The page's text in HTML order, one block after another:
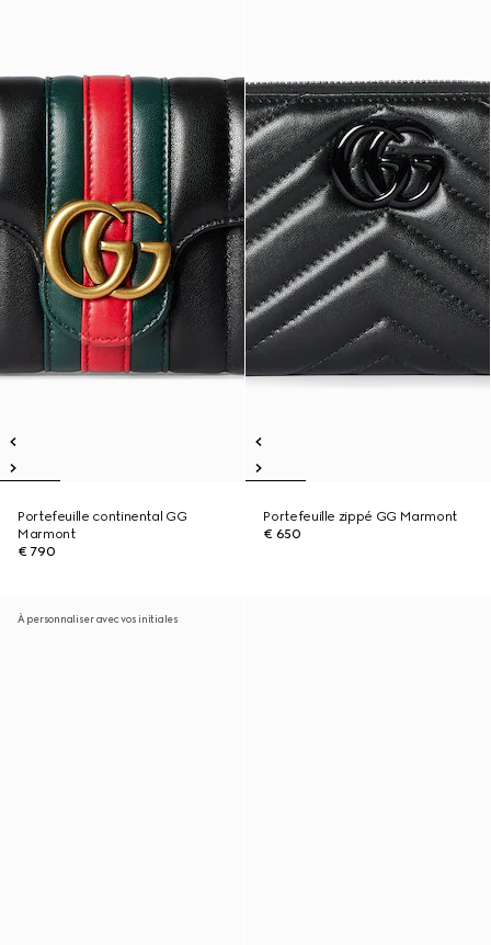
Portefeuille continental GG
Marmont
€ 790
Portefeuille zippé GG Marmont
€ 650
À personnaliser avec vos initiales